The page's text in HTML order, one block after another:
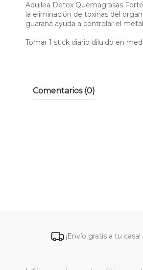
Aquilea Detox Quemagrasas
la eliminación de toxinas del
guaraná ayuda a controlar el
Tomar 1 stick diario diluido en
Comentarios (0)
¡Envío gratis a tu casa!